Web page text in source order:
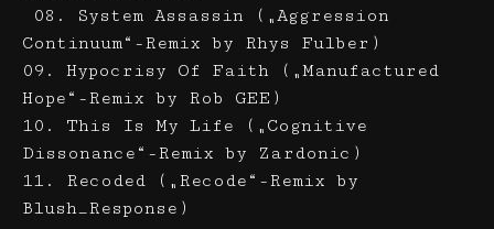
08. System Assassin („Aggression
Continuum“-Remix by Rhys Fulber)
09. Hypocrisy Of Faith („Manufactured
Hope“-Remix by Rob GEE)
10. This Is My Life („Cognitive
Dissonance“-Remix by Zardonic)
11. Recoded („Recode“-Remix by
Blush_Response)